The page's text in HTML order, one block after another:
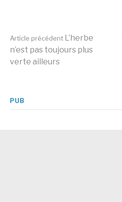
Lire
suite
Article précédent L’herbe
n’est pas toujours plus
verte ailleurs
PUB